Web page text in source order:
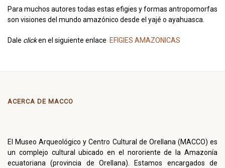
Para muchos autores todas estas efigies y formas antropomorfas
son visiones del mundo amazónico desde el yajé o ayahuasca.
Dale clicken el siguiente enlace EFIGIES AMAZONICAS
ACERCA DE MACCO
El Museo Arqueológico y Centro Cultural de Orellana (MACCO) es
un complejo cultural ubicado en el nororiente de la Amazonía
ecuatoriana (provincia de Orellana). Estamos encargados de